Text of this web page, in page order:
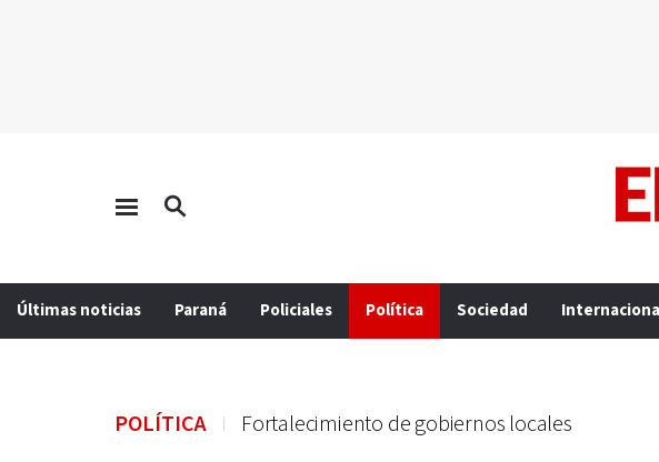
Últimas noticias Paraná Policiales Política Sociedad
POLÍTICA Fortalecimiento de gobiernos locales